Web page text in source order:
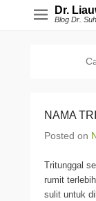
Dr.
Blog Dr.
NAMA
Posted on
Tritunggal
rumit
sulit untuk